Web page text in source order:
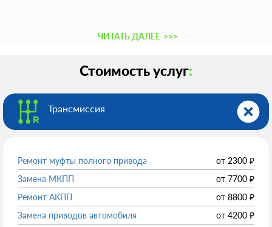
ЧИТАТЬ ДАЛЕЕ >>>
Стоимость услуг:
Трансмиссия
Ремонт муфты полного привода от 2300 ₽
Замена МКПП
от 7700 ₽
Ремонт АКПП
от 8800 ₽
Замена приводов автомобиля
от 4200 ₽